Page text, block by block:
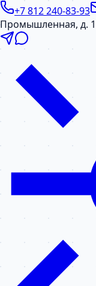
+7 812 240-83-93
Промышленная, д. 1